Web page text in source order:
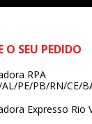
O SEU PEDIDO
RPA
PE/PB/RN/CE/
Expresso Rio